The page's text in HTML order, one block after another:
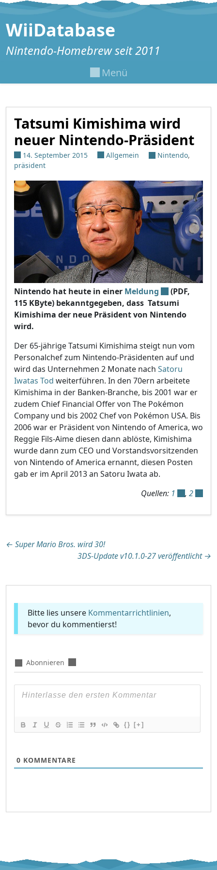
Zum Inhalt springen
WiiDatabase
Nintendo-Homebrew seit 2011
Menü
Tatsumi Kimishima wird
neuer Nintendo-Präsident
14. September 2015 Allgemein Nintendo,
präsident
Nintendo hat heute in einer Meldung
(PDF,
115 KByte) bekanntgegeben, dass Tatsumi
Kimishima der neue Präsident von Nintendo
wird.
Der 65-jährige Tatsumi Kimishima steigt nun vom
Personalchef zum Nintendo-Präsidenten auf und
wird das Unternehmen 2 Monate nach Satoru
Iwatas Tod weiterführen. In den 70ern arbeitete
Kimishima in der Banken-Branche, bis 2001 war er
zudem Chief Financial Offer von The Pokémon
Company und bis 2002 Chef von Pokémon USA. Bis
2006 war er Präsident von Nintendo of America, wo
Reggie Fils-Aime diesen dann ablöste, Kimishima
wurde dann zum CEO und Vorstandsvorsitzenden
von Nintendo of America ernannt, diesen Posten
gab er im April 2013 an Satoru Iwata ab.
Quellen: 1 , 2
Beitragsnavigation
← Super Mario Bros. wird 30!
3DS-Update v10.1.0-27 veröffentlicht →
Bitte lies unsere Kommentarrichtlinien,
bevor du kommentierst!
Abonnieren
{} [+]
0 KOMMENTARE